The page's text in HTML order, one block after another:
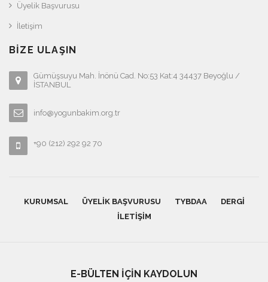
Üyelik Başvurusu
İletişim
BIZE ULAŞIN
Gümüşsuyu Mah. İnönü Cad. No:53 Kat:4 34437 Beyoğlu /
İSTANBUL
info@yogunbakim.org.tr
+90 (212) 292 92 70
KURUMSAL ÜYELIK BAŞVURUSU TYBDAA
DERGI
İLETIŞIM
E-BÜLTEN İÇİN KAYDOLUN